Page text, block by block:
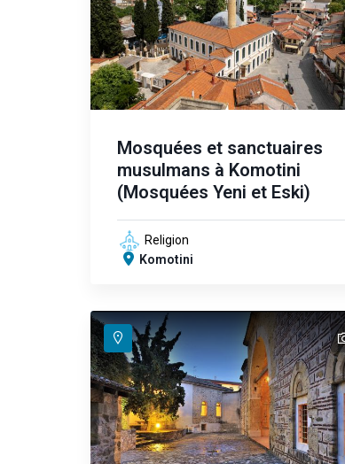
Mosquées et sanctuaires
musulmans à Komotini
(Mosquées Yeni et Eski)
Religion
Komotini